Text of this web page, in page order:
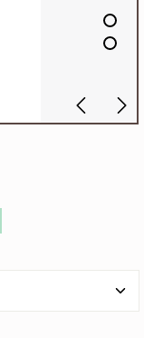
Wert ein